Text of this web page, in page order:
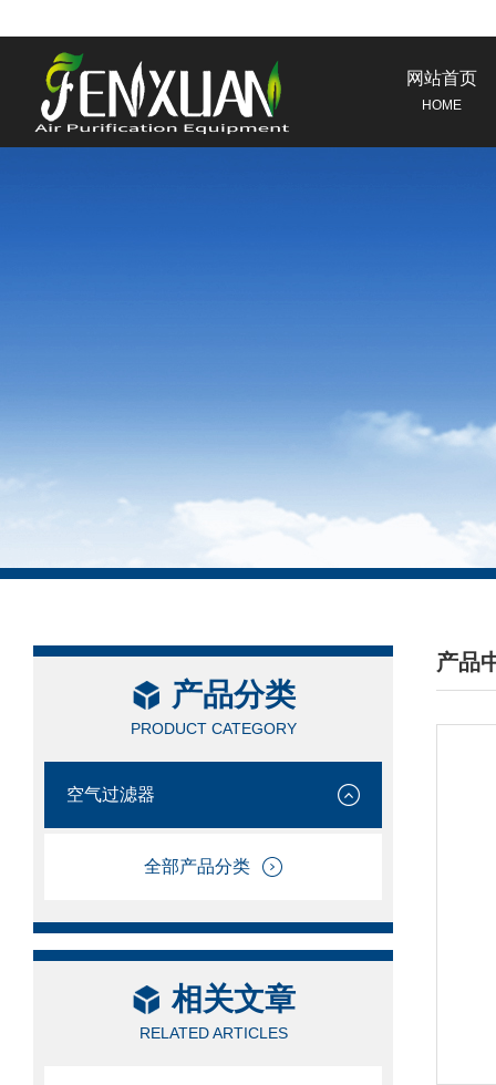
网站首页
HOME
产品分类
PRODUCT CATEGORY
空气过滤器
全部产品分类
相关文章
RELATED ARTICLES
产品
/